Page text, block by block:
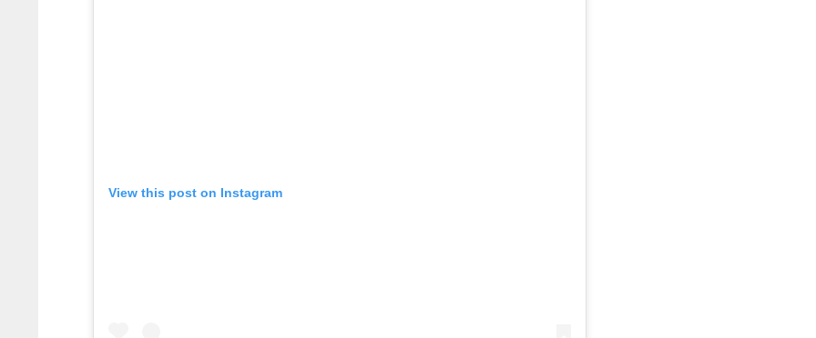
View this post on Instagram